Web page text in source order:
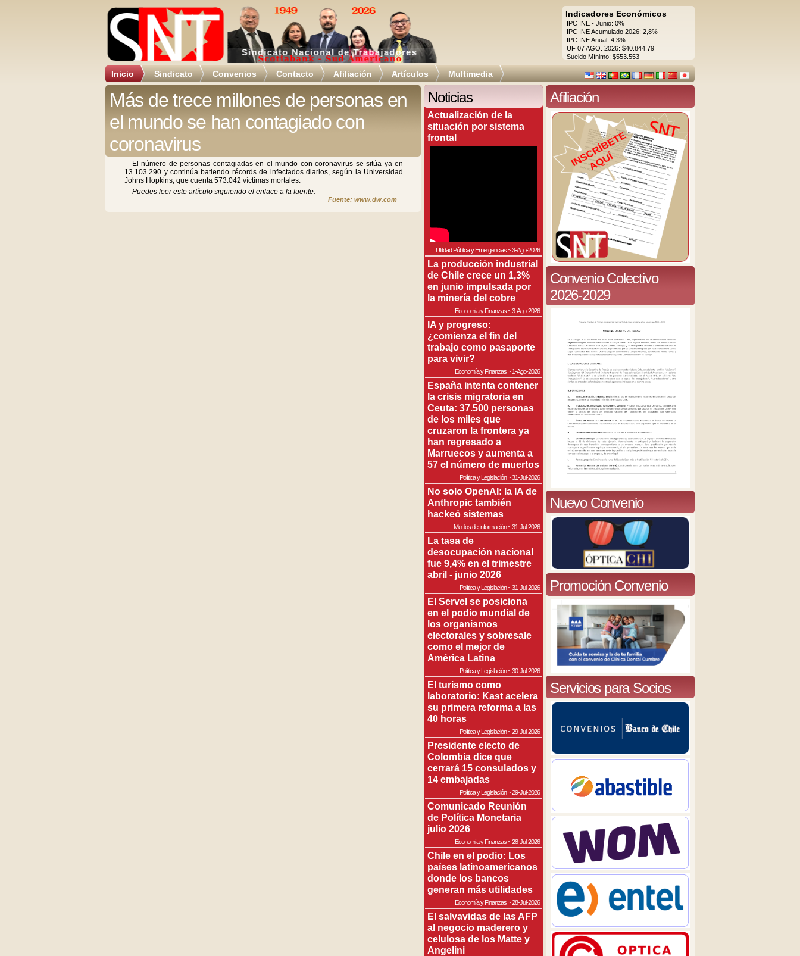
Indicadores Económicos
IPC INE - Junio: 0%
IPC INE Acumulado 2026: 2,8%
IPC INE Anual: 4,3%
UF 07 AGO. 2026: $40.844,79
Sueldo Mínimo: $553.553
Inicio Sindicato Convenios Contacto Afiliación Artículos Multimedia
Más de trece millones de personas en
el mundo se han contagiado con
coronavirus
El número de personas contagiadas en el mundo con coronavirus se sitúa ya en
13.103.290 y continúa batiendo récords de infectados diarios, según la Universidad
Johns Hopkins, que cuenta 573.042 víctimas mortales.
Puedes leer este artículo siguiendo el enlace a la fuente.
Fuente: www.dw.com
Noticias
Actualización de la
situación por sistema
frontal
Utilidad Pública y Emergencias~3-Ago-2026
La producción industrial
de Chile crece un 1,3%
en junio impulsada por
la minería del cobre
Economía y Finanzas~3-Ago-2026
IA y progreso:
¿comienza el fin del
trabajo como pasaporte
para vivir?
Economía y Finanzas~1-Ago-2026
España intenta contener
la crisis migratoria en
Ceuta: 37.500 personas
de los miles que
cruzaron la frontera ya
han regresado a
Marruecos y aumenta a
57 el número de muertos
Política y Legislación~31-Jul-2026
No solo OpenAI: la IA de
Anthropic también
hackeó sistemas
Medios de Información~31-Jul-2026
La tasa de
desocupación nacional
fue 9,4% en el trimestre
abril - junio 2026
Política y Legislación~31-Jul-2026
El Servel se posiciona
en el podio mundial de
los organismos
electorales y sobresale
como el mejor de
América Latina
Política y Legislación~30-Jul-2026
El turismo como
laboratorio: Kast acelera
su primera reforma a las
40 horas
Política y Legislación~29-Jul-2026
Presidente electo de
Colombia dice que
cerrará 15 consulados y
14 embajadas
Política y Legislación~29-Jul-2026
Comunicado Reunión
de Política Monetaria
julio 2026
Economía y Finanzas~28-Jul-2026
Chile en el podio: Los
países latinoamericanos
donde los bancos
generan más utilidades
Economía y Finanzas~28-Jul-2026
El salvavidas de las AFP
al negocio maderero y
celulosa de los Matte y
Angelini
Afiliación
Convenio Colectivo
2026-2029
Nuevo Convenio
Promoción Convenio
Servicios para Socios